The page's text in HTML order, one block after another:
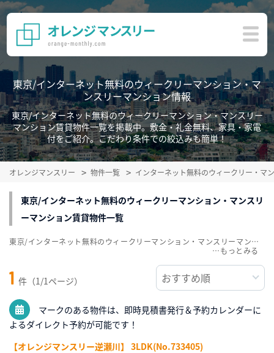
東京/インターネット無料のウィークリーマンション・マ
ンスリーマンション情報
東京/インターネット無料のウィークリーマンション・マンスリー
マンション賃貸物件一覧を掲載中。敷金・礼金無料、家具・家電
付をご紹介。こだわり条件での絞込みも簡単！
オレンジマンスリー 物件一覧 インターネット無料のウィークリー・マ
東京/インターネット無料のウィークリーマンション・マンスリ
ーマンション賃貸物件一覧
1 件（1/1ページ）
マークのある物件は、即時見積書発行＆予約カレンダーに
よるダイレクト予約が可能です！
【オレンジマンスリー逆瀬川】 3LDK(No.733405)
東京/インターネット無料のウィークリーマンション・マンスリーマンション賃貸物件一覧を掲載中。敷金・礼金無料、家具・家電付をご紹介。こだわり条件での絞込みも簡単！
…